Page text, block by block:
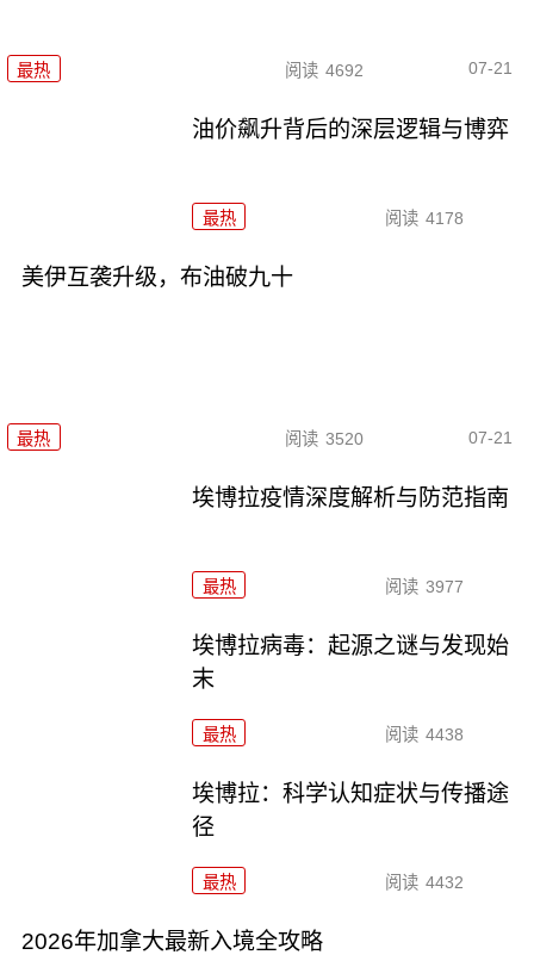
最热 阅读 4692 07-21
油价飙升背后的深层逻辑与博弈
最热 阅读 4178
美伊互袭升级，布油破九十
最热 阅读 3520 07-21
埃博拉疫情深度解析与防范指南
最热 阅读 3977
埃博拉病毒：起源之谜与发现始
末
最热 阅读 4438
埃博拉：科学认知症状与传播途
径
最热 阅读 4432
2026年加拿大最新入境全攻略